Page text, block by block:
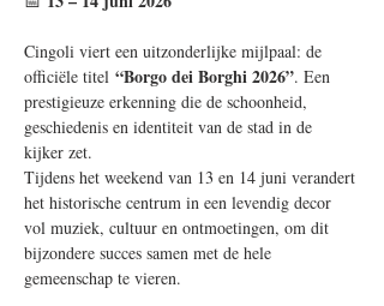
Cingoli viert een uitzonderlijke mijlpaal: de
officiële titel “Borgo dei Borghi 2026”. Een
prestigieuze erkenning die de schoonheid,
geschiedenis en identiteit van de stad in de
kijker zet.
Tijdens het weekend van 13 en 14 juni verandert
het historische centrum in een levendig decor
vol muziek, cultuur en ontmoetingen, om dit
bijzondere succes samen met de hele
gemeenschap te vieren.